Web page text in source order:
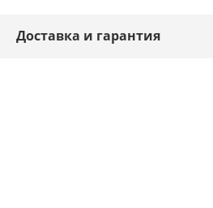
Доставка и гарантия